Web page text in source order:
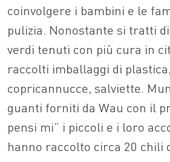
coinvolgere i bambini e le
pulizia. Nonostante si tratti
verdi tenuti con più cura in
raccolti imballaggi di
copricannucce, salviette.
guanti forniti da Wau con il
pensi mi” i piccoli e i loro
hanno raccolto circa 20 chili